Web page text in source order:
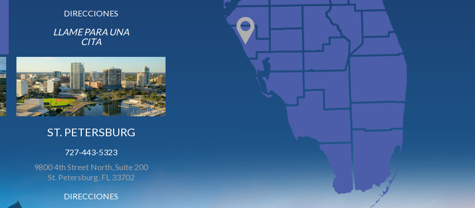
DIRECCIONES
LLAME PARA UNA
CITA
ST. PETERSBURG
727-443-5323
9800 4th Street North, Suite 200
St. Petersburg, FL 33702
DIRECCIONES